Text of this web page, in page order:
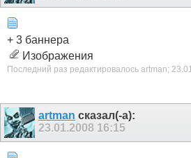
+ 3 баннера
Изображения
Последний раз редактировалось artman;
artman сказал(-а):
23.01.2008 16:15